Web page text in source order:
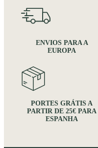
ENVIOS PARA A
EUROPA
PORTES GRÁTIS A
PARTIR DE 25€ PARA
ESPANHA